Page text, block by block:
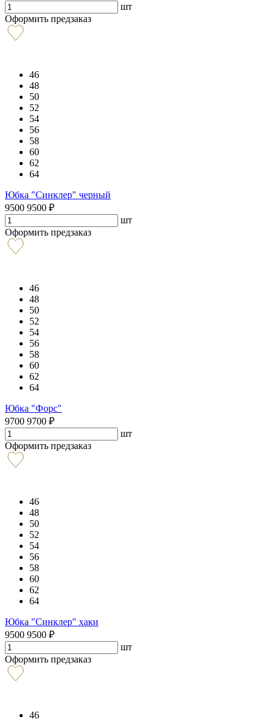
шт
Оформить предзаказ
46
48
50
52
54
56
58
60
62
64
Юбка "Синклер" черный
9500 9500 ₽
шт
Оформить предзаказ
46
48
50
52
54
56
58
60
62
64
Юбка "Форс"
9700 9700 ₽
шт
Оформить предзаказ
46
48
50
52
54
56
58
60
62
64
Юбка "Синклер" хаки
9500 9500 ₽
шт
Оформить предзаказ
46